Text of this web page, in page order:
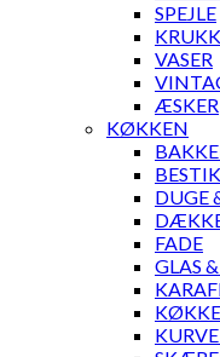
SPEJLE
VASER
ÆSKER
KØKKEN
BESTIK
DUGE
FADE
GLAS